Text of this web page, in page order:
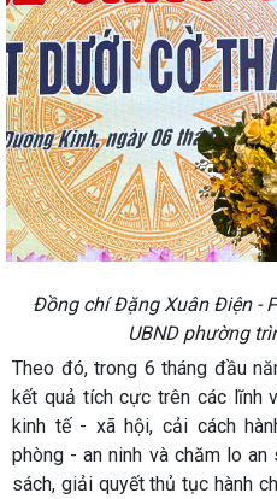
Đồng chí Đặng Xuân Điện -
UBND phường
Theo đó, trong 6 tháng đầu
kết quả tích cực trên các lĩnh
kinh tế - xã hội, cải cách
phòng - an ninh và chăm lo an
sách, giải quyết thủ tục hành